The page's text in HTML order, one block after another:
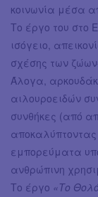
κοινωνία μέσα
Το έργο του στο
ισόγειο,
σχέσης των
Άλογα,
αιλουροειδών
συνθήκες (από
εμπορεύματα
ανθρώπινη
Το έργο «Το